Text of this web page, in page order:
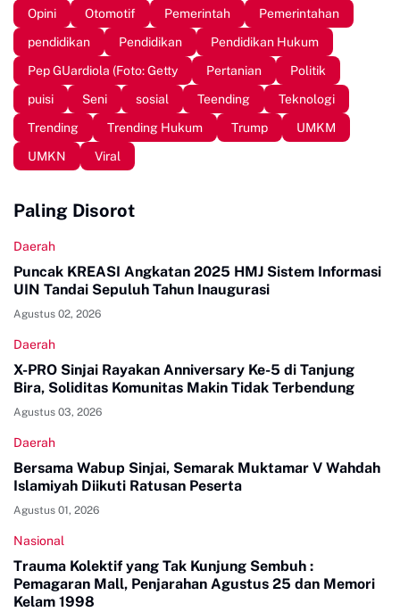
Opini
Otomotif Pemerintah
Pemerintahan
pendidikan
Pendidikan
Pendidikan Hukum
Pep GUardiola (Foto: Getty
Pertanian
Politik
puisi
Seni sosial Teending
Teknologi
Trending
Trending Hukum Trump
UMKM
UMKN
Viral
Paling Disorot
Daerah
Puncak KREASI Angkatan 2025 HMJ Sistem Informasi
UIN Tandai Sepuluh Tahun Inaugurasi
Agustus 02, 2026
Daerah
X-PRO Sinjai Rayakan Anniversary Ke-5 di Tanjung
Bira, Soliditas Komunitas Makin Tidak Terbendung
Agustus 03, 2026
Daerah
Bersama Wabup Sinjai, Semarak Muktamar V Wahdah
Islamiyah Diikuti Ratusan Peserta
Agustus 01, 2026
Nasional
Trauma Kolektif yang Tak Kunjung Sembuh :
Pemagaran Mall, Penjarahan Agustus 25 dan Memori
Kelam 1998